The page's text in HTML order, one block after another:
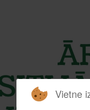
Vietne